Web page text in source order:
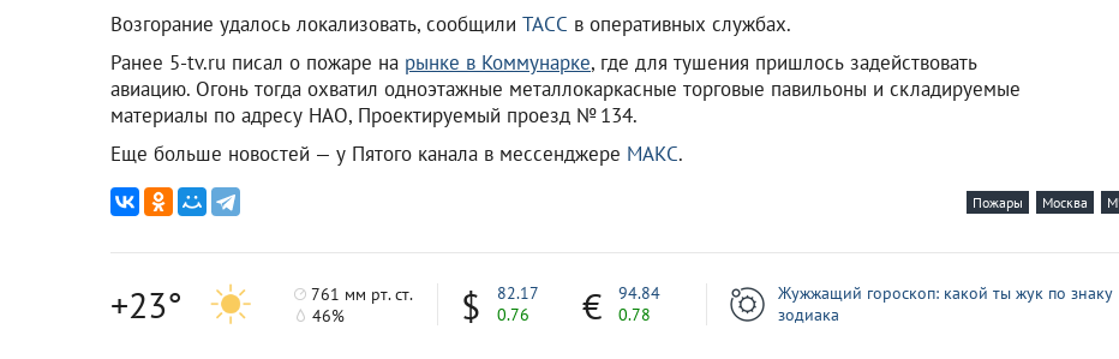
Возгорание удалось локализовать, сообщили ТАСС в оперативных службах.
Ранее 5-tv.ru писал о пожаре на рынке в Коммунарке, где для тушения пришлось задействовать
авиацию. Огонь тогда охватил одноэтажные металлокаркасные торговые павильоны и складируемые
материалы по адресу НАО, Проектируемый проезд № 134.
Еще больше новостей — у Пятого канала в мессенджере МАКС.
Пожары Москва
+23°
761 мм рт. ст.
46%
82.17
0.76
94.84
0.78
Жужжащий гороскоп: какой ты жук по знаку
зодиака